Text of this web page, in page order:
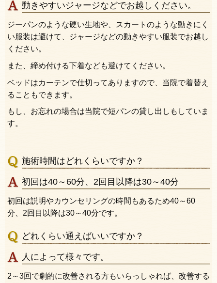
動きやすいジャージなどでお越しください。
ジーパンのような硬い生地や、スカートのような動きにく
い服装は避けて、ジャージなどの動きやすい服装でお越し
ください。
また、締め付ける下着なども避けてください。
ベッドはカーテンで仕切ってありますので、当院で着替え
ることもできます。
もし、お忘れの場合は当院で短パンの貸し出しもしていま
す。
施術時間はどれくらいですか？
初回は40～60分、2回目以降は30～40分
初回は説明やカウンセリングの時間もあるため40～60
分、2回目以降は30～40分です。
どれくらい通えばいいですか？
人によって様々です。
2～3回で劇的に改善される方もいらっしゃれば、改善する